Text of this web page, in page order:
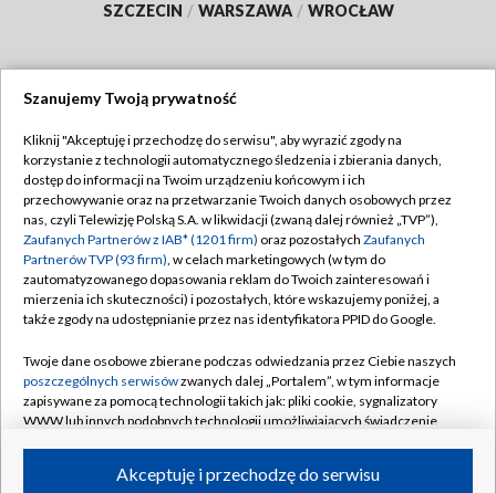
SZCZECIN / WARSZAWA / WROCŁAW
TVP
Abonament TVP
Emisja w TVP
Centrum informacji TVP
Naziemna Telewizja Cyfrowa
Rada Programowa
System NOS
Informacje o nadawcy
Program dla prasy
Regulamin TVP
Polityka prywatności
Moje zgody
Pomoc
Kontakt
Kanały
Szanujemy Twoją prywatność
Kliknij "Akceptuję i przechodzę do serwisu", aby wyrazić zgody na
korzystanie z technologii automatycznego śledzenia i zbierania danych,
dostęp do informacji na Twoim urządzeniu końcowym i ich
przechowywanie oraz na przetwarzanie Twoich danych osobowych przez
nas, czyli Telewizję Polską S.A. w likwidacji (zwaną dalej również „TVP”),
Zaufanych Partnerów z IAB* (1201 firm) oraz pozostałych Zaufanych
Partnerów TVP (93 firm), w celach marketingowych (w tym do
zautomatyzowanego dopasowania reklam do Twoich zainteresowań i
mierzenia ich skuteczności) i pozostałych, które wskazujemy poniżej, a
także zgody na udostępnianie przez nas identyfikatora PPID do Google.
Twoje dane osobowe zbierane podczas odwiedzania przez Ciebie naszych
poszczególnych serwisówzwanych dalej „Portalem”, w tym informacje
zapisywane za pomocą technologii takich jak: pliki cookie, sygnalizatory
WWW lub innych podobnych technologii umożliwiających świadczenie
ruchu w Internecie.Akceptuję i przechodzę do serwisu